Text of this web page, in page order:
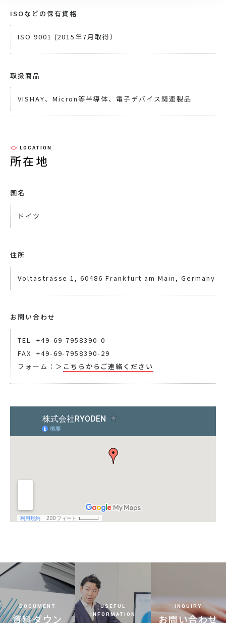
ISOなどの保有資格
ISO 9001 (2015年7月取得）
取扱商品
VISHAY、Micron等半導体、電子デバイス関連製品
LOCATION
所在地
国名
ドイツ
住所
Voltastrasse 1, 60486 Frankfurt am Main, Germany
お問い合わせ
TEL: +49-69-7958390-0
FAX: +49-69-7958390-29
フォーム：＞ こちらからご連絡ください
DOCUMENT
資料ダウン
USEFUL
INFORMATION
INQUIRY
お問い合わせ